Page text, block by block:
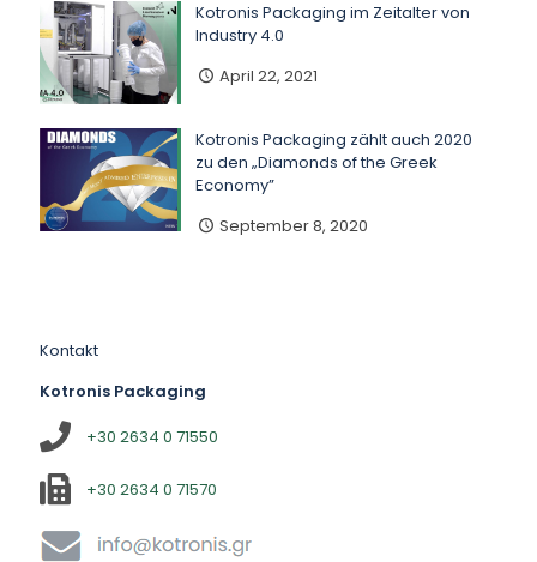
Kotronis Packaging im Zeitalter von
Industry 4.0
April 22, 2021
Kotronis Packaging zählt auch 2020
zu den „Diamonds of the Greek
Economy”
September 8, 2020
Kontakt
Kotronis Packaging
+30 2634 0 71550
+30 2634 0 71570